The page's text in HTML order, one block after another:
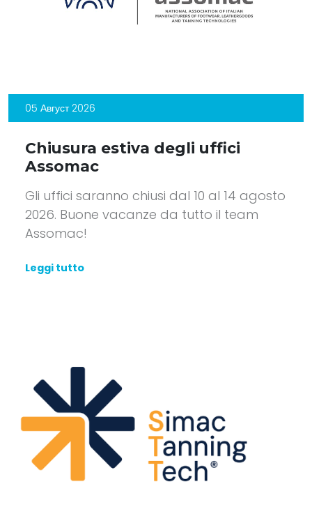
05 Август 2026
Chiusura estiva degli uffici
Assomac
Gli uffici saranno chiusi dal 10 al 14 agosto
2026. Buone vacanze da tutto il team
Assomac!
Leggi tutto